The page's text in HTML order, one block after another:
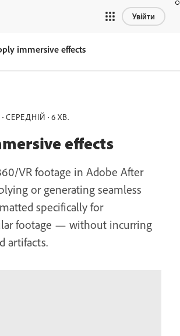
Увійти
immersive effects
СЕРЕДНІЙ 6 ХВ.
effects
VR footage in Adobe After
or generating seamless
specifically for
footage — without incurring
artifacts.